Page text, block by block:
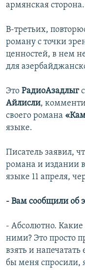
армянская сторона.
В-третьих,
роману с точки
ценностей, в нем
для
Это РадиоАзадлыг
Айлисли,
своего романа
языке.
Писатель заявил,
романа и издании
языке 11 апреля,
- Вам сообщили об
- Абсолютно. Какие
ними? Это просто
взять и
бы меня спросили,